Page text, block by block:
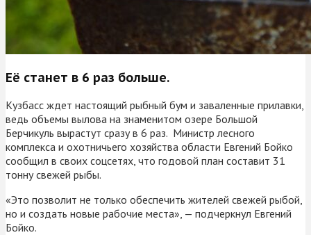
Её станет в 6 раз больше.
Кузбасс ждет настоящий рыбный бум и заваленные прилавки,
ведь объемы вылова на знаменитом озере Большой
Берчикуль вырастут сразу в 6 раз. Министр лесного
комплекса и охотничьего хозяйства области Евгений Бойко
сообщил в своих соцсетях, что годовой план составит 31
тонну свежей рыбы.
«Это позволит не только обеспечить жителей свежей рыбой,
но и создать новые рабочие места», — подчеркнул Евгений
Бойко.